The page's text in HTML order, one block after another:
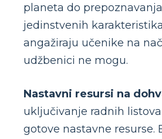
planeta do
jedinstvenih
angažiraju učenike na
udžbenici ne mogu.
Nastavni resursi na
uključivanje radnih
gotove nastavne resurse.